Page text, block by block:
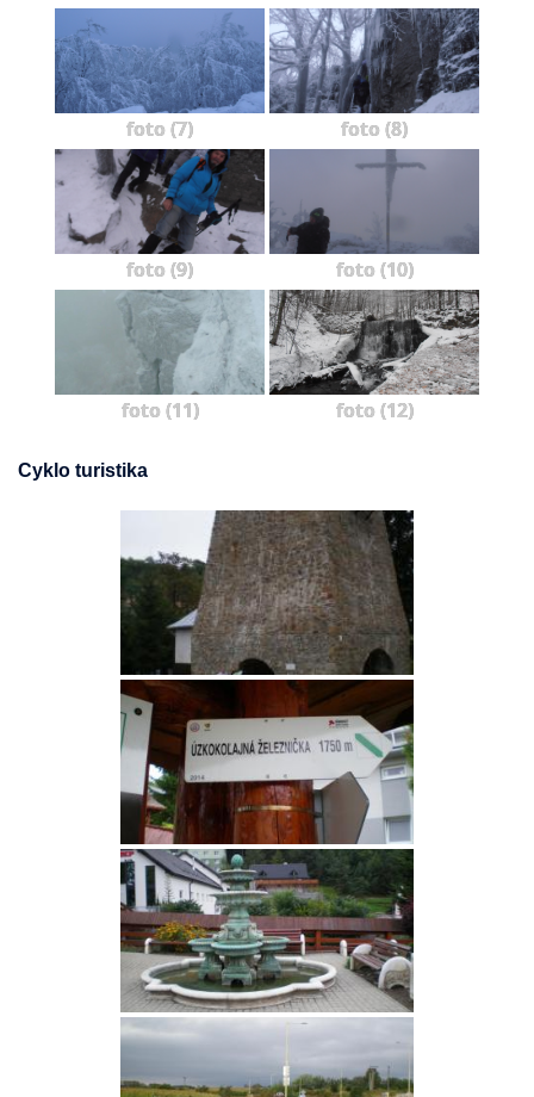
foto (7) foto (8)
foto (9) foto (10)
foto (11) foto (12)
Cyklo turistika